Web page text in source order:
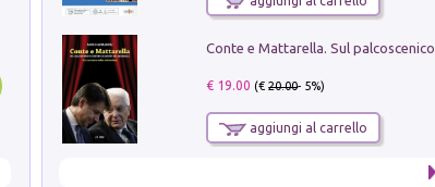
€ 19.00 (€20.00- 5%)
aggiungi al carrello